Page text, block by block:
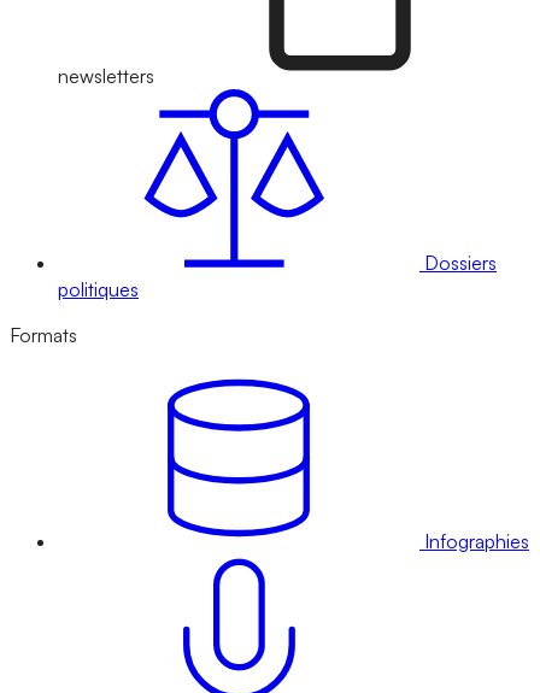
newsletters
Dossiers
politiques
Formats
Infographies